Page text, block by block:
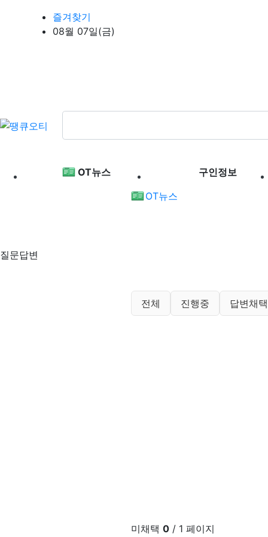
상단 네비즐겨찾기
08월 07일(금)
메인 메뉴 OT뉴스
구인정보
OT뉴스
질문답변
질문답변 분류 목
전체 진행중 답변채택
미채택0 / 1 페이지